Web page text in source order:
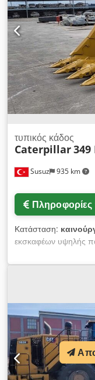
Susuz 935 km
τυπικός κάδος
Caterpillar
Πληροφορίες
Κατάσταση:
εκσκαφέων υψηλής
μοντέλο του
Μήκος ακμής:
Dcodpfjrhwpkex Ak